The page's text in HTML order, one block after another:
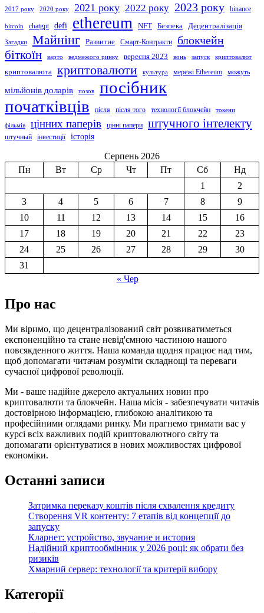
2017 року 2020 року 2021 року 2022 року 2023 року binance
bitcoin chatgpt defi ethereum NFT Безпека Децентралізація
Загадки Майнінг Развитие Смарт-Контракти блокчейн
біткоїн варто ведмежого ринку вересня 2023 вонь запуск криптовалют
криптовалюта криптовалюти культура мережі Ethereum можуть
мільйонів доларів позов посібник
початківців після після того технології блокчейн токени
фільмів цінних паперів цінні папери штучного інтелекту
штучный інвестиції історія
Серпень 2026
Пн
Вт Ср Чт Пт Сб
Нд
1
2
3
4 5 6 7 8
9
10
11 12 13 14 15
16
17
18 19 20 21 22
23
24
25 26 27 28 29
30
31
« Чер
Про нас
Ми віримо, що децентралізований світ розвиватиметься
експоненційно та стане невід'ємною частиною нашого
повсякденного життя. Наша команда щодня працює над тим,
щоб допомагати читачам розуміти складнощі та переваги
сучасної цифрової революції.
Ми - ваше надійне джерело актуальних новин про
криптовалюти та блокчейн. Наша місія - забезпечувати читачів
достовірною інформацією, глибокою аналітикою та
професійними оглядами ринку. Ми прагнемо тримати вас у
курсі всіх важливих подій криптовалютного світу та
допомагати орієнтуватися в нових можливостях цифрової
економіки.
Останні записи
Затримка переказу коштів після схвалення кредиту
Створення VR контенту: 7 етапів від концепції до
запуску
Кларнет: устройство, звучание и история
Надійний криптообмінник у 2026 році: як обрати без
ризиків
Хмарний сервер: технології та критерії вибору
Категорії